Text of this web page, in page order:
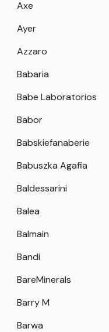
Axe
Ayer
Azzaro
Babaria
Babe Laboratorios
Babor
Babskiefanaberie
Babuszka Agafia
Baldessarini
Balea
Balmain
Bandi
BareMinerals
Barry M
Barwa